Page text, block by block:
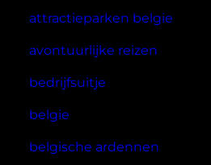
attractieparken belgie
avontuurlijke reizen
bedrijfsuitje
belgie
belgische ardennen